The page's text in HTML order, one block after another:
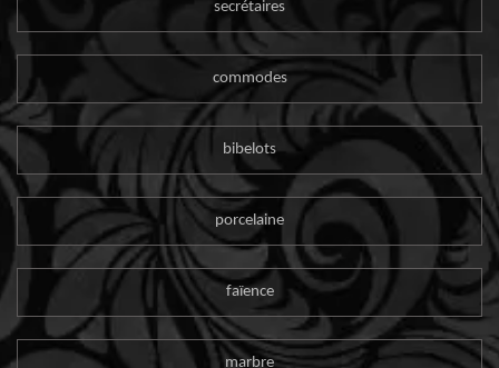
secrétaires
commodes
bibelots
porcelaine
faïence
marbre